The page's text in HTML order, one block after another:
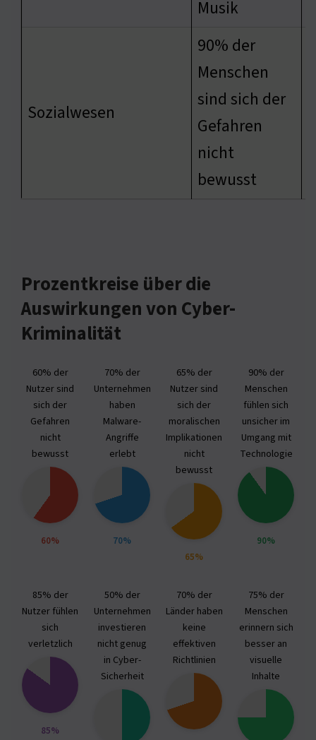
Musik
Sozialwesen
90% der
Menschen
sind sich der
Gefahren
nicht
bewusst
Prozentkreise über die
Auswirkungen von Cyber-
Kriminalität
60% der
Nutzer sind
sich der
Gefahren
nicht
bewusst
60%
70% der
Unternehmen
haben
Malware-
Angriffe
erlebt
70%
65% der
Nutzer sind
sich der
moralischen
Implikationen
nicht
bewusst
65%
90% der
Menschen
fühlen sich
unsicher im
Umgang mit
Technologie
90%
85% der
Nutzer fühlen
sich
verletzlich
85%
50% der
Unternehmen
investieren
nicht genug
in Cyber-
Sicherheit
70% der
Länder haben
keine
effektiven
Richtlinien
75% der
Menschen
erinnern sich
besser an
visuelle
Inhalte